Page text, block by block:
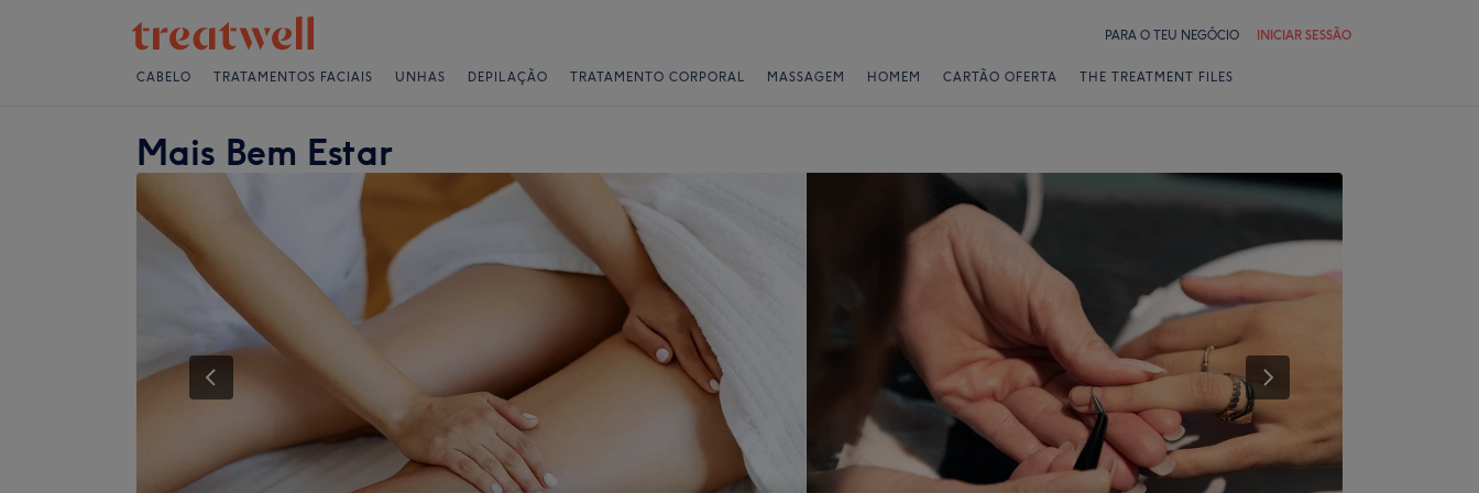
PARA O TEU NEGÓCIO INICIAR SESSÃO
CABELO TRATAMENTOS FACIAIS UNHAS DEPILAÇÃO TRATAMENTO CORPORAL MASSAGEM HOMEM CARTÃO OFERTA THE TREATMENT FILES
Mais Bem Estar